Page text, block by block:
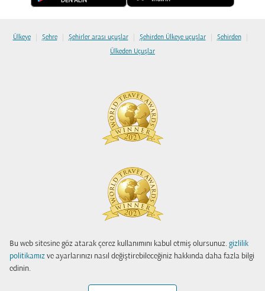
Bu web sitesine göz atarak çerez kullanımını kabul etmiş olursunuz. gizlilik
politikamız ve ayarlarınızı nasıl değiştirebileceğiniz hakkında daha fazla bilgi
edinin.
Ülkeye | Şehre | Şehirler arası uçuşlar | Şehirden Ülkeye uçuşlar | Şehirden |
Ülkeden Uçuşlar